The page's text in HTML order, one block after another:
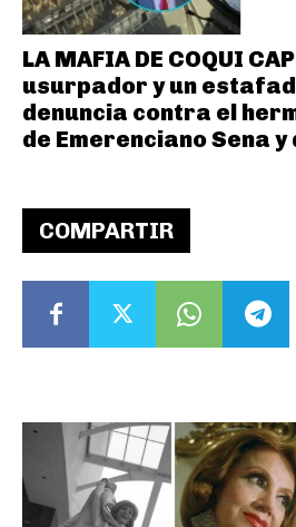
COMPARTIR
LA MAFIA DE COQUI
usurpador y un
denuncia contra el
de Emerenciano Sena